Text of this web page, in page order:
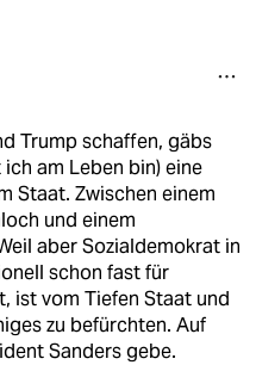
Trump schaffen, gäbs
am Leben bin) eine
Staat. Zwischen einem
und einem
aber Sozialdemokrat in
schon fast für
ist vom Tiefen Staat und
zu befürchten. Auf
Sanders gebe.